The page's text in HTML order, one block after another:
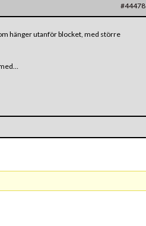
#44478
hänger utanför blocket, med större